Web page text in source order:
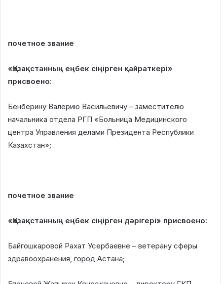
почетное звание
«Қазақстанның еңбек сіңірген қайраткері»
присвоено:
Бенберину Валерию Васильевичу – заместителю
начальника отдела РГП «Больница Медицинского
центра Управления делами Президента Республики
Казахстан»;
почетное звание
«Қазақстанның еңбек сіңірген дәрігері» присвоено:
Байгошкаровой Рахат Усербаевне – ветерану сферы
здравоохранения, город Астана;